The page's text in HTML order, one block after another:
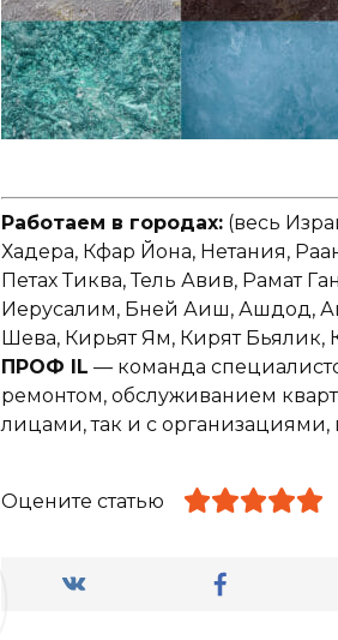
Работаем в городах: (весь
Хадера, Кфар Йона, Нетания,
Петах Тиква, Тель Авив, Рамат
Иерусалим, Бней Аиш, Ашдод,
Шева, Кирьят Ям, Кирят Бьялик,
ПРОФ IL — команда
ремонтом, обслуживанием
лицами, так и с
Оцените статью